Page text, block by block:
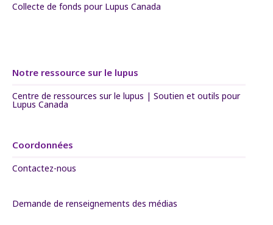
Collecte de fonds pour Lupus Canada
Notre ressource sur le lupus
Centre de ressources sur le lupus | Soutien et outils pour
Lupus Canada
Coordonnées
Contactez-nous
Demande de renseignements des médias